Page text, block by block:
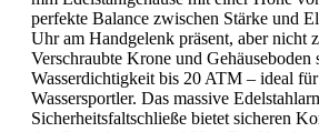
perfekte Balance zwischen Stärke und
Uhr am Handgelenk präsent, aber nicht
Verschraubte Krone und Gehäuseboden
Wasserdichtigkeit bis 20 ATM – ideal
Wassersportler. Das massive
Sicherheitsfaltschließe bietet sicheren